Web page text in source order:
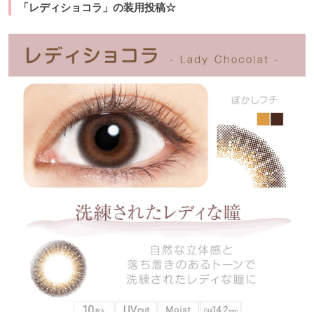
「レディショコラ」の装用投稿☆